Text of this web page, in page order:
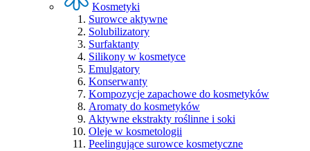
Kosmetyki
Surowce aktywne
Solubilizatory
Surfaktanty
Silikony w kosmetyce
Emulgatory
Konserwanty
Kompozycje zapachowe do kosmetyków
Aromaty do kosmetyków
Aktywne ekstrakty roślinne i soki
Oleje w kosmetologii
Peelingujące surowce kosmetyczne